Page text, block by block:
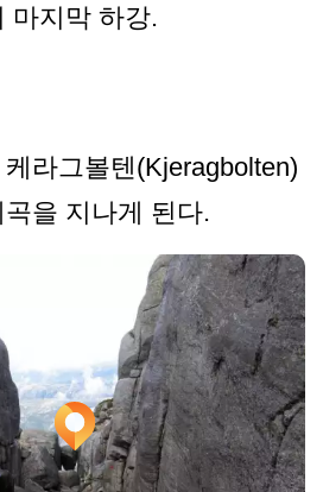
마지막 하강.
라그볼텐(Kjeragbolten)
을 지나게 된다.